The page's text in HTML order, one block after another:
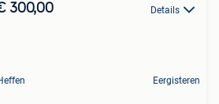
300,00 Details
Eergisteren